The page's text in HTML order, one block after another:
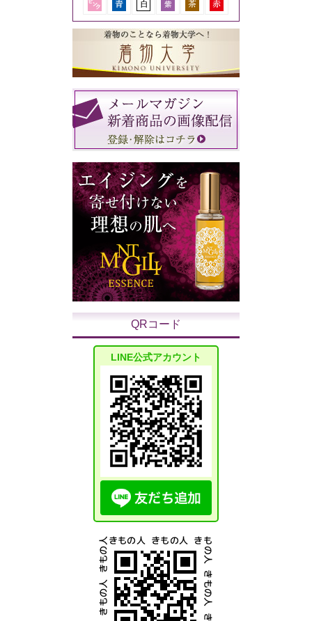
QRコード
LINE公式アカウント